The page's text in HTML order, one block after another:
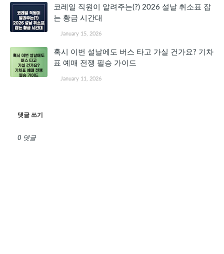
코레일 직원이 알려주는(?) 2026 설날 취소표 잡
는 황금 시간대
January 15, 2026
혹시 이번 설날에도 버스 타고 가실 건가요? 기차
표 예매 전쟁 필승 가이드
January 11, 2026
댓글 쓰기
0 댓글